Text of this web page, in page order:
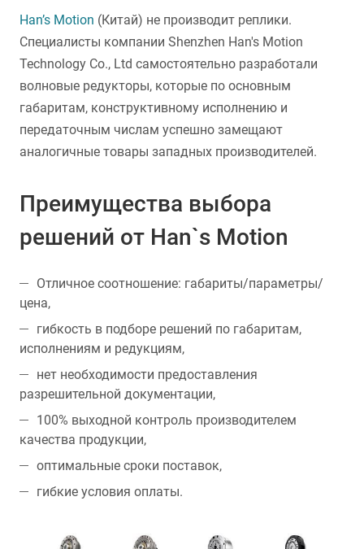
Han’s Motion (Китай) не производит реплики.
Специалисты компании Shenzhen Han's Motion
Technology Co., Ltd самостоятельно разработали
волновые редукторы, которые по основным
габаритам, конструктивному исполнению и
передаточным числам успешно замещают
аналогичные товары западных производителей.
Преимущества выбора
решений от Han`s Motion
Отличное соотношение: габариты/параметры/
цена,
гибкость в подборе решений по габаритам,
исполнениям и редукциям,
нет необходимости предоставления
разрешительной документации,
100% выходной контроль производителем
качества продукции,
оптимальные сроки поставок,
гибкие условия оплаты.